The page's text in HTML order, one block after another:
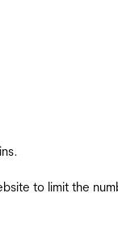
to limit the